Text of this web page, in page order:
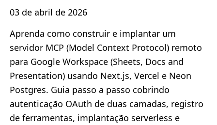
03 de abril de 2026
Aprenda como construir e implantar um
servidor MCP (Model Context Protocol) remoto
para Google Workspace (Sheets, Docs and
Presentation) usando Next.js, Vercel e Neon
Postgres. Guia passo a passo cobrindo
autenticação OAuth de duas camadas, registro
de ferramentas, implantação serverless e